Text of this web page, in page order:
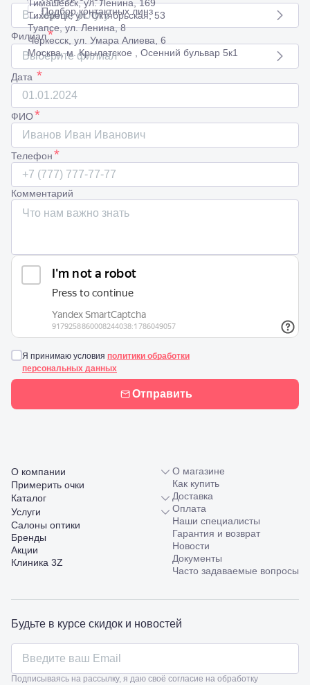
Выберите услугу
Подбор контактных линз
Филиал*
Выберите филиал
Тимашевск, ул. Ленина, 169
Тихорецк, ул. Октябрьская, 53
Туапсе, ул. Ленина, 8
Черкесск, ул. Умара Алиева, 6
Москва, м. Крылатское , Осенний бульвар 5к1
Дата *
ФИО*
Телефон*
Комментарий
Я принимаю условия политики обработки
персональных данных
Отправить
О компании
Примерить очки
Каталог
Услуги
Салоны оптики
Бренды
Акции
Клиника 3Z
О магазине
Как купить
Доставка
Оплата
Наши специалисты
Гарантия и возврат
Новости
Документы
Часто задаваемые вопросы
Будьте в курсе скидок и новостей
Подписываясь на рассылку, я даю своё согласие на обработку
5к1